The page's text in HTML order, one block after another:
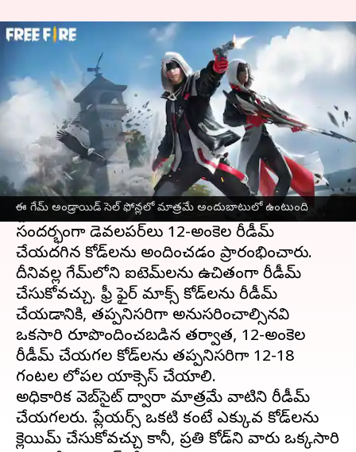
ఈ గేమ్ అండ్రాయిడ్ సెల్ ఫోన్లలో మాత్రమే అందుబాటులో ఉంటుంది
మే 24న వచ్చే Free Fire MAX కోడ్స్
రీడీమ్ విధానం
వ్రాసిన వారు Jayachandra Akuri May 24, 2023 09:22 am
ఈ వార్తాకథనం ఏంటి
Garena సెప్టెంబర్ 2021లో కాస్మెటిక్ అప్‌లతో ఫ్రీ ఫైర్
మాక్స్ ని విడుదల చేసింది. ఈమధ్యే గూగుల్ ప్లే
స్టోర్‌లో 100 మిలియన్ డౌన్‌లోడ్‌లు చేరుకుంది. ఈ
సందర్భంగా డెవలపర్‌లు 12-అంకెల రీడీమ్
చేయదగిన కోడ్‌లను అందించడం ప్రారంభించారు.
దీనివల్ల గేమ్‌లోని ఐటెమ్‌లను ఉచితంగా రీడీమ్
చేసుకోవచ్చు. ఫ్రీ ఫైర్ మాక్స్ కోడ్‌లను రీడీమ్
చేయడానికి, తప్పనిసరిగా అనుసరించాల్సినవి
ఒకసారి రూపొందించబడిన తర్వాత, 12-అంకెల
రీడీమ్ చేయగల కోడ్‌లను తప్పనిసరిగా 12-18
గంటల లోపల యాక్సెస్ చేయాలి.
అధికారిక వెబ్‌సైట్ ద్వారా మాత్రమే వాటిని రీడీమ్
చేయగలరు. ప్లేయర్స్ ఒకటి కంటే ఎక్కువ కోడ్‌లను
క్లెయిమ్ చేసుకోవచ్చు కానీ, ప్రతి కోడ్‌ని వారు ఒక్కసారి